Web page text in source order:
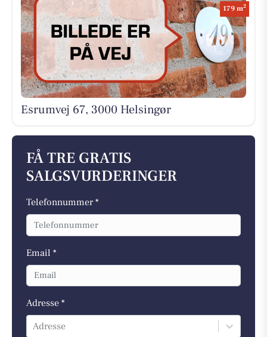
179 m2
Esrumvej 67, 3000 Helsingør
FÅ TRE GRATIS
SALGSVURDERINGER
Telefonnummer *
Email *
Adresse *
Adresse